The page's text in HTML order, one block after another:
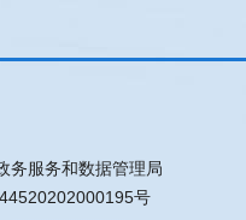
务服务和数据管理局
号